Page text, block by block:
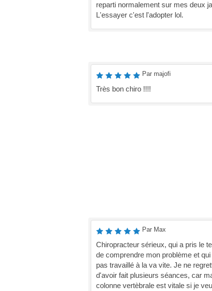
reparti normalement sur mes deux
L'essayer c'est l'adopter lol.
Par majofi
Très bon chiro !!!!
Par Max
Chiropracteur sérieux, qui a pris le
de comprendre mon problème et qui
pas travaillé à la va vite. Je ne
d'avoir fait plusieurs séances, car
colonne vertèbrale est vitale si je